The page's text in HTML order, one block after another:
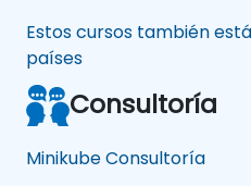
Estos cursos también
países
Consultoría
Minikube Consultoría